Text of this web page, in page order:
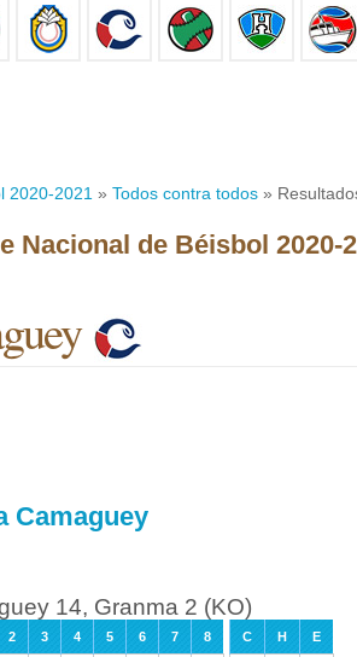
2020-2021 » Todos contra todos »
Nacional de Béisbol 2020-
Camaguey
14, Granma 2 (KO)
2 3 4 5 6 7 8 C H
E